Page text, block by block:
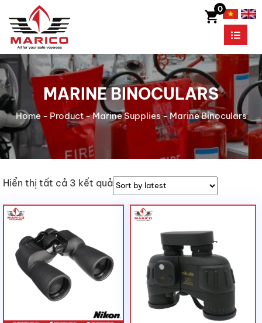
0
MARINE BINOCULARS
Home - Product-Marine Supplies-Marine Binoculars
Hiển thị tất cả 3 kết quả